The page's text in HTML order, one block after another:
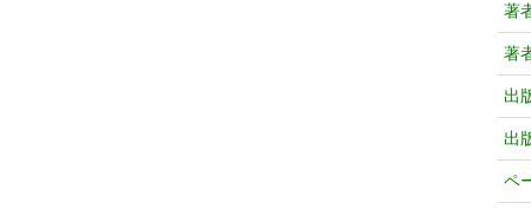
著
著
出
出
ペ